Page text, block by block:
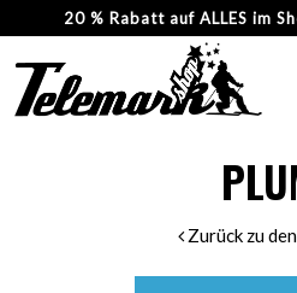
20 % Rabatt auf ALLES im
Zurück zu